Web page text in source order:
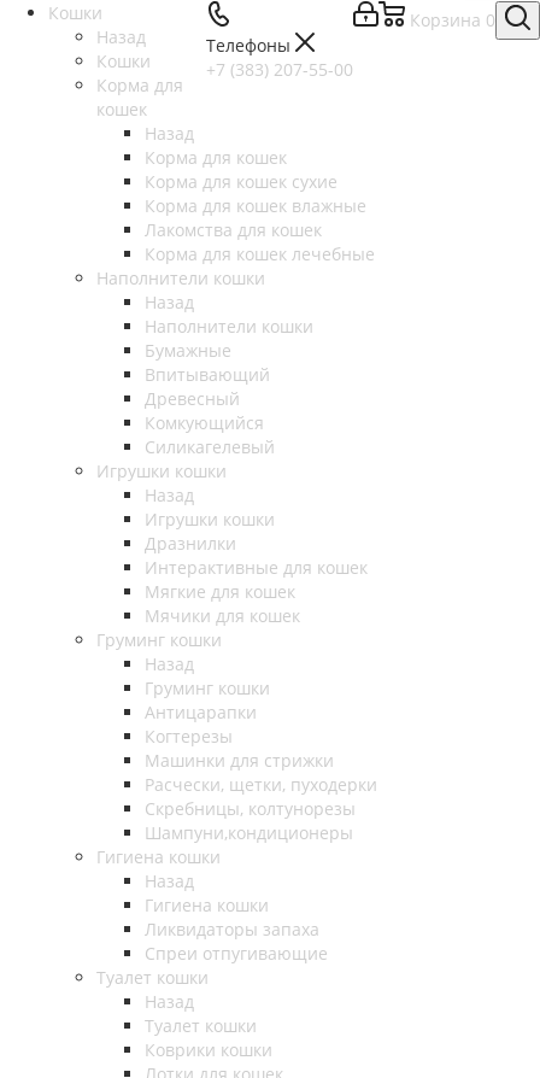
Корзина 0
Телефоны
+7 (383) 207-55-00
Кошки
Назад
Кошки
Корма для
кошек
Назад
Корма для кошек
Корма для кошек сухие
Корма для кошек влажные
Лакомства для кошек
Корма для кошек лечебные
Наполнители кошки
Назад
Наполнители кошки
Бумажные
Впитывающий
Древесный
Комкующийся
Силикагелевый
Игрушки кошки
Назад
Игрушки кошки
Дразнилки
Интерактивные для кошек
Мягкие для кошек
Мячики для кошек
Груминг кошки
Назад
Груминг кошки
Антицарапки
Когтерезы
Машинки для стрижки
Расчески, щетки, пуходерки
Скребницы, колтунорезы
Шампуни,кондиционеры
Гигиена кошки
Назад
Гигиена кошки
Ликвидаторы запаха
Спреи отпугивающие
Туалет кошки
Назад
Туалет кошки
Коврики кошки